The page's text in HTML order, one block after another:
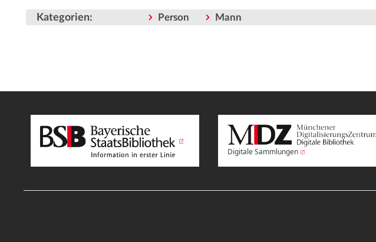
Kategorien: Person Mann
Digitale Sammlungen